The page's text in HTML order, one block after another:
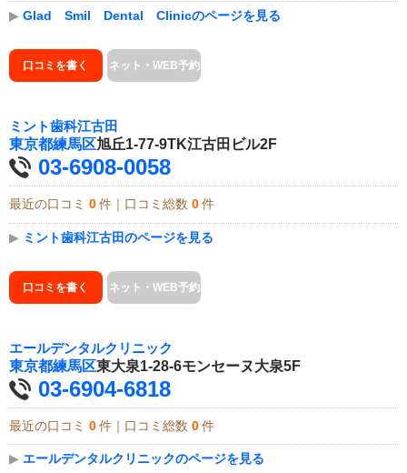
▶ Glad Smil Dental Clinicのページを見る
口コミを書く ネット・WEB予約
ミント歯科江古田
東京都練馬区旭丘1-77-9TK江古田ビル2F
03-6908-0058
最近の口コミ 0 件｜口コミ総数 0 件
▶ ミント歯科江古田のページを見る
口コミを書く ネット・WEB予約
エールデンタルクリニック
東京都練馬区東大泉1-28-6モンセーヌ大泉5F
03-6904-6818
最近の口コミ 0 件｜口コミ総数 0 件
▶ エールデンタルクリニックのページを見る